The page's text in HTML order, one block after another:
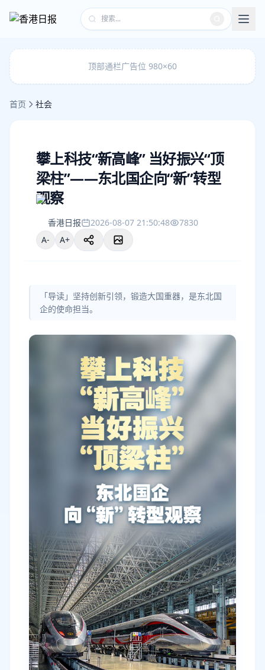
顶部通栏广告位 980×60
首页 社会
攀上科技“新高峰” 当好振兴“顶
梁柱”——东北国企向“新”转型
观察
香港日报 2026-08-07 21:50:48
7830
A-
A+
「导读」坚持创新引领，锻造大国重器，是东北国
企的使命担当。